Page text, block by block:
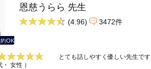
OK
恩慈うらら 先生
(4.96) 3472件
女性 ）
とても話しやすく優しい先生です